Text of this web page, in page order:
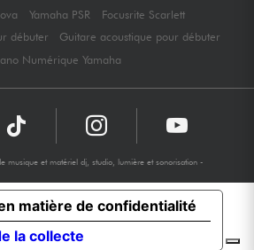
Yamaha PSR
Focusrite Scarlett
débuter
Guitare acoustique pour débuter
Numérique Yamaha
musique et matériel dj, studio, lumière et sonorisation -
la collecte
matière de confidentialité